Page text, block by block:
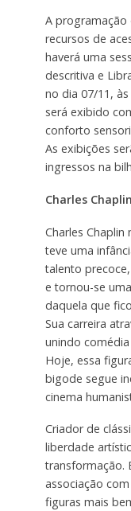
A
recursos de
haverá uma
descritiva e
no dia 07/11, às
será exibido
conforto
As exibições
ingressos na
Charles Chaplin
Charles Chaplin
teve uma
talento
e tornou-se
daquela que
Sua carreira
unindo
Hoje, essa
bigode segue
cinema
Criador de
liberdade
transformação.
associação
figuras mais